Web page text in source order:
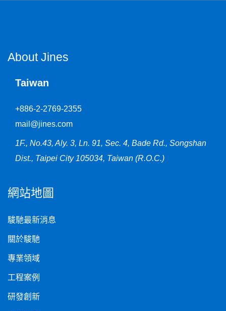
About Jines
Taiwan
+886-2-2769-2355
mail@jines.com
1F., No.43, Aly. 3, Ln. 91, Sec. 4, Bade Rd., Songshan
Dist., Taipei City 105034, Taiwan (R.O.C.)
網站地圖
駿馳最新消息
關於駿馳
專業領域
工程案例
研發創新